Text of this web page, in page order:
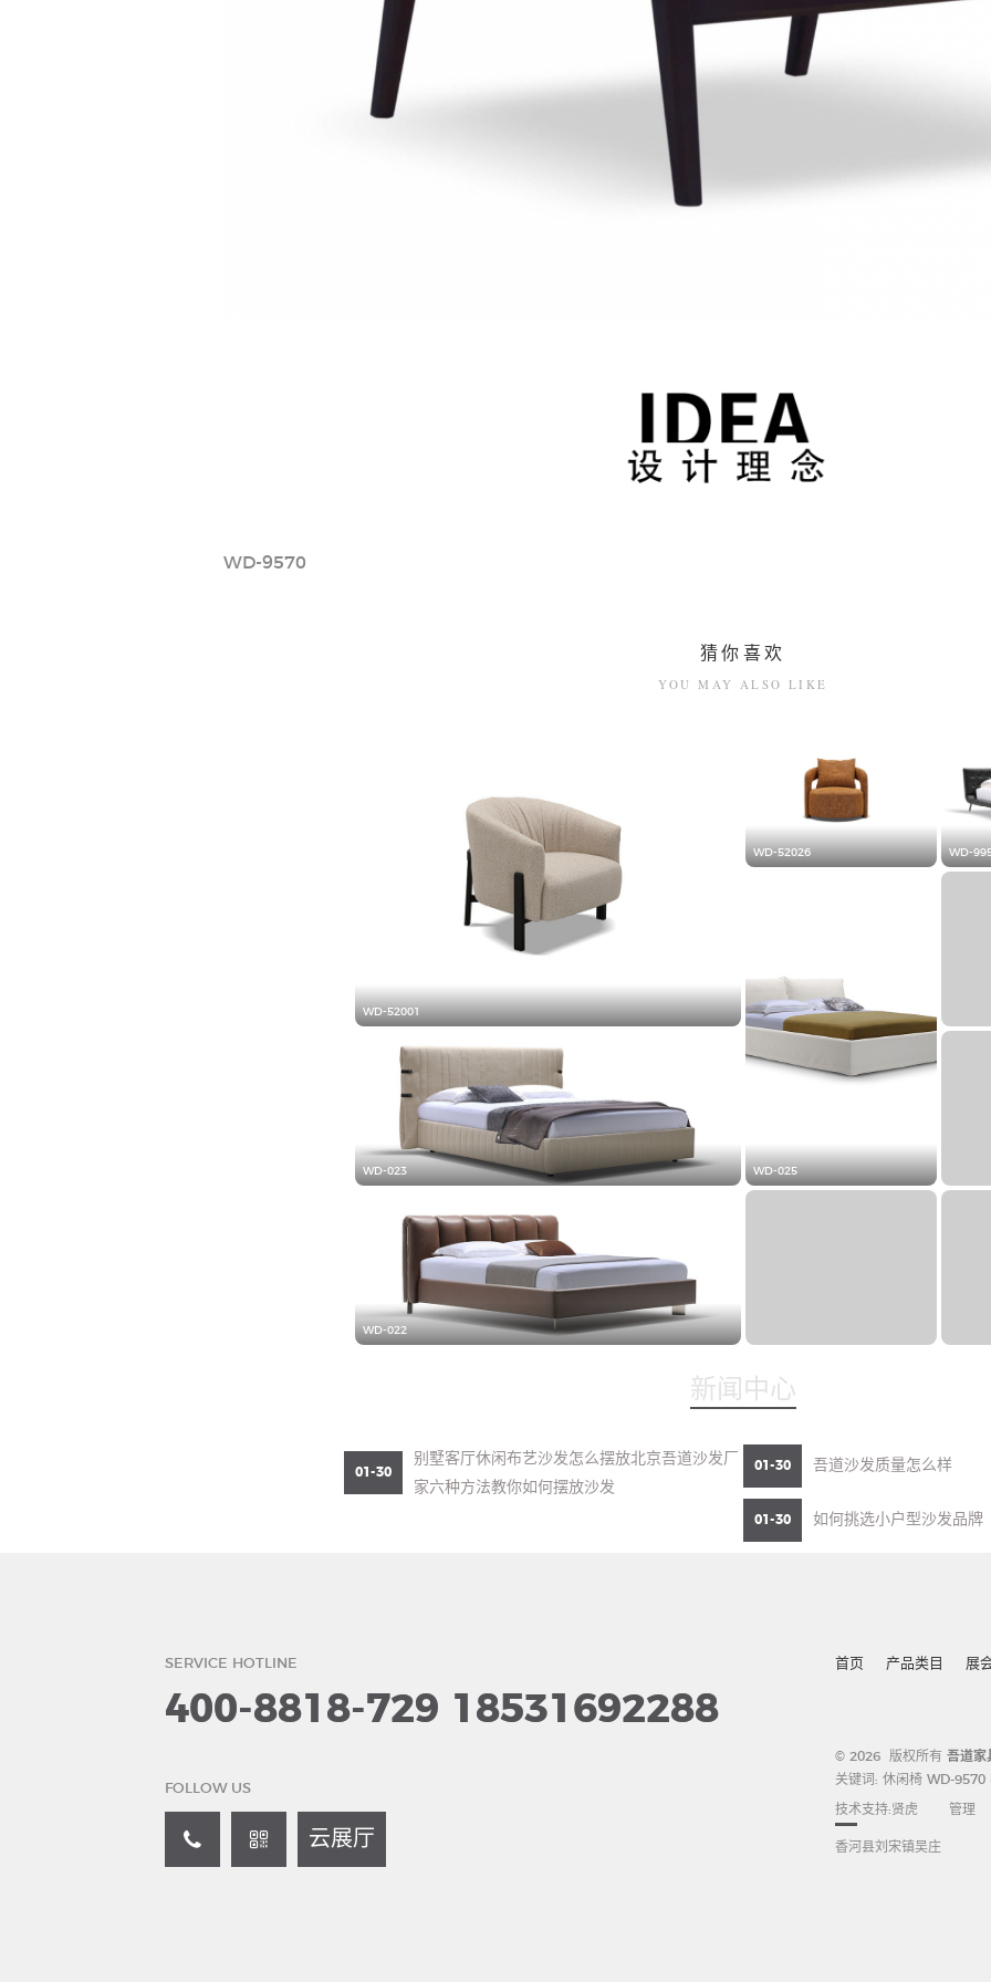
WD-9570
猜你喜欢
YOU MAY ALSO LIKE
WD-52001
WD-52026 WD-
WD-025
WD-023
WD-022
新闻中心
01-30
别墅客厅休闲布艺沙发怎么摆放北京吾道沙发厂
家六种方法教你如何摆放沙发
01-30 吾道沙发质量怎么样
01-30 如何挑选小户型沙发品牌
SERVICE HOTLINE
400-8818-729 18531692288
FOLLOW US
云展厅
首页 产品类目 展
© 2026 版权所有 吾道家
关键词: 休闲椅 WD-9570
技术支持:贤虎 管理
香河县刘宋镇吴庄